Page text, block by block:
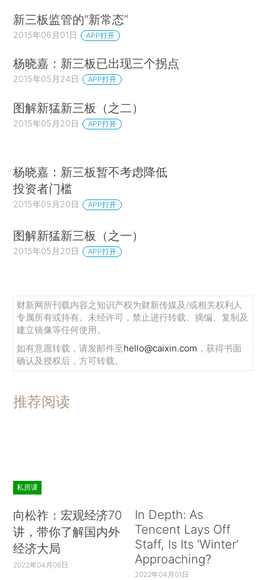
新三板监管的“新常态”
2015年06月01日 APP打开
杨晓嘉：新三板已出现三个拐点
2015年05月24日 APP打开
图解新猛新三板（之二）
2015年05月20日 APP打开
杨晓嘉：新三板暂不考虑降低
投资者门槛
2015年05月20日 APP打开
图解新猛新三板（之一）
2015年05月20日 APP打开
财新网所刊载内容之知识产权为财新传媒及/或相关权利人
专属所有或持有。未经许可，禁止进行转载、摘编、复制及
建立镜像等任何使用。
如有意愿转载，请发邮件至hello@caixin.com ，获得书面
确认及授权后，方可转载。
推荐阅读
私房课
向松祚：宏观经济70
讲，带你了解国内外
经济大局
2022年04月06日
In Depth: As
Tencent Lays Off
Staff, Is Its ‘Winter’
Approaching?
2022年04月01日